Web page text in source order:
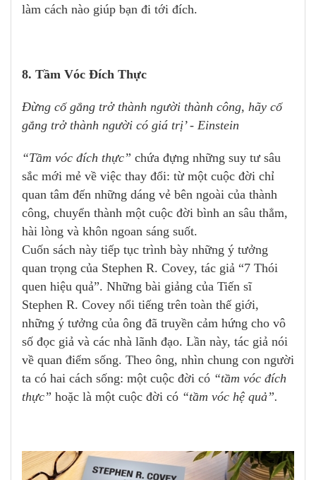
làm cách nào giúp bạn đi tới đích.
8. Tầm Vóc Đích Thực
Đừng cố gắng trở thành người thành công, hãy cố
gắng trở thành người có giá trị’ - Einstein
“Tầm vóc đích thực” chứa đựng những suy tư sâu
sắc mới mẻ về việc thay đổi: từ một cuộc đời chỉ
quan tâm đến những dáng vẻ bên ngoài của thành
công, chuyển thành một cuộc đời bình an sâu thẳm,
hài lòng và khôn ngoan sáng suốt.
Cuốn sách này tiếp tục trình bày những ý tưởng
quan trọng của Stephen R. Covey, tác giả “7 Thói
quen hiệu quả”. Những bài giảng của Tiến sĩ
Stephen R. Covey nổi tiếng trên toàn thế giới,
những ý tưởng của ông đã truyền cảm hứng cho vô
số đọc giả và các nhà lãnh đạo. Lần này, tác giả nói
về quan điểm sống. Theo ông, nhìn chung con người
ta có hai cách sống: một cuộc đời có “tầm vóc đích
thực” hoặc là một cuộc đời có “tầm vóc hệ quả”.